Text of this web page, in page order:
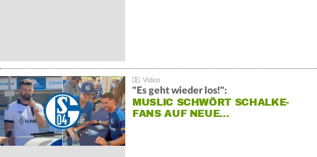
"Es geht wieder los!":
MUSLIC SCHWÖRT SCHALKE-
FANS AUF NEUE…